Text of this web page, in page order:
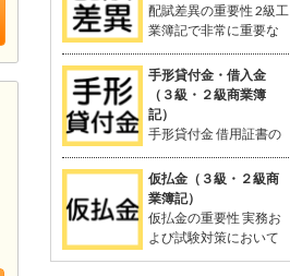
資産勘定に計上。 簿記の問題での立替
金 給与支給時に従業員に対する立替金
を相殺する処理が出題されることがあ
る。 立替金の処理について理解してお
くことが重要。 具体的な取引例 例：従
業員の頼みで、個人的な支出65,000円
を立て替え、現金で支払う。 仕訳： 借
方：立替金 65,000円 貸方：現金
使用される。 関連する用語：商品の仕
入れなど。 「前払金」の概念 契約や注
文が成立した際、手付金を支払うこと
が一般的。 支払った時点では品物の受
け取りが確定していないため、「一時
的に相手に預けているお金」として扱
う。 支払った金額は資産勘定に計上さ
れ、将来的に商品を受け取る権利を持
つと考えられる。 「前払金」の特性 仕
入れや費用として確定しているわけで
はない。 目的の品物が手に入らなけれ
ば、支払った金額を返金してもらうこ
ともある。 「前渡金」という用語も同
義で使用されることがある。 取引例
配賦差異の重要性 2級工
業簿記で非常に重要な
概念。 製造間接費を予
定配賦や標準原価計算で計算する際に
生じる差異。 試験対策として配賦差異
の理解は必須。 配賦差異の定義 配賦差
異は、製造間接費の予定配賦額（正常
配賦額）と実際発生額との差額。 この
差異の把握は、原価管理やコスト管理
において重要。 関連用語 「実際配
賦」、「予定配賦率」、「製造間接
費」、「部門費」など。 配賦差異には
「予算差異」と「操業度差異」の2種
類がある。 配賦差異の計算方法 予定
手形貸付金・借入金
（３級・２級商業簿
記）
手形貸付金 借用証書の
代わりに約束手形を使
って行われる貸付債権。 資産に分類さ
れる。 手形を使わない場合は、「貸付
金」 手形借入金 借用証書の代わりに約
束手形を使って行われる借入債務。 負
債に分類される。 手形を使わない場合
仮払金（３級・２級商
業簿記）
仮払金の重要性 実務お
よび試験対策において
重要な科目。 簿記3級以